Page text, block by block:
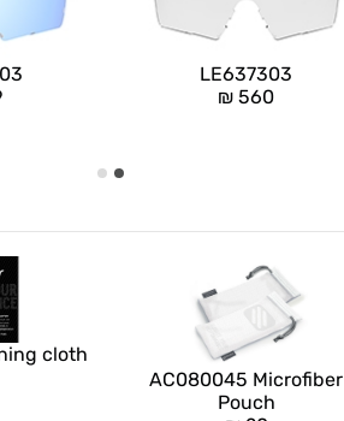
LE637303
₪ 560
AC080045 Microfiber
Pouch
cloth